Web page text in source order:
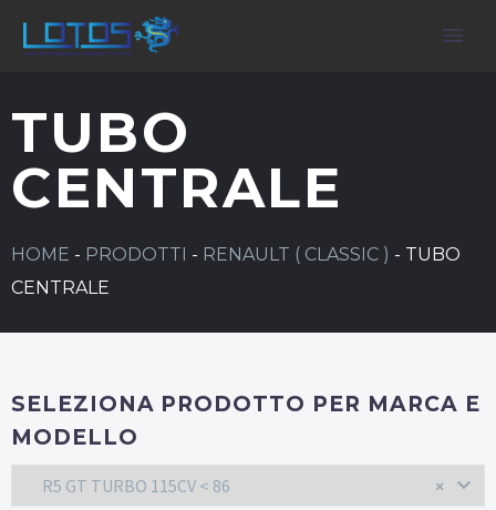
TUBO
CENTRALE
HOME - PRODOTTI - RENAULT ( CLASSIC ) - TUBO
CENTRALE
SELEZIONA PRODOTTO PER MARCA E
MODELLO
×
R5 GT TURBO 115CV < 86